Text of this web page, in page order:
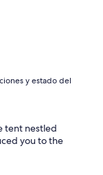
y estado del
tent nestled
you to the